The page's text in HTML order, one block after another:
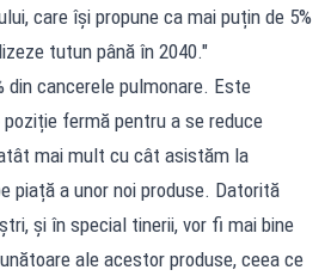
care își propune ca mai puțin de 5%
tutun până în 2040."
din cancerele pulmonare. Este
fermă pentru a se reduce
mai mult cu cât asistăm la
piață a unor noi produse. Datorită
și în special tinerii, vor fi mai bine
ale acestor produse, ceea ce